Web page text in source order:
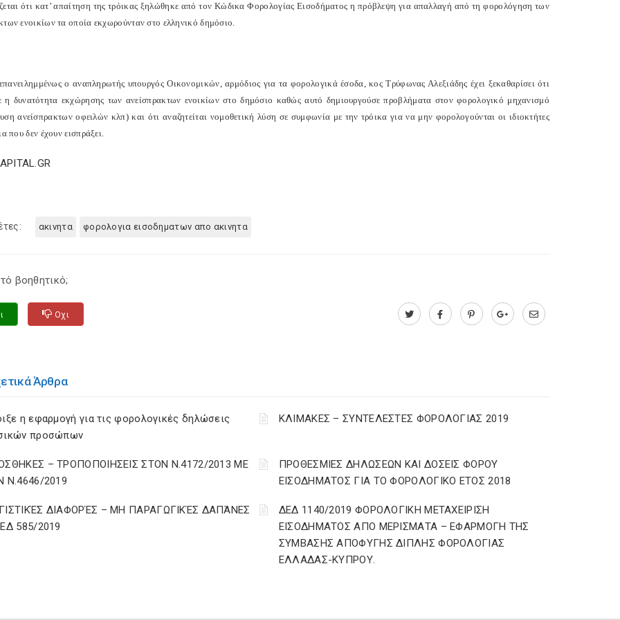
ότι κατ’ απαίτηση της τρόικας ξηλώθηκε από τον Κώδικα Φορολογίας Εισοδήματος η πρόβλεψη για απαλλαγή από τη φορολόγηση των
ενοικίων τα οποία εκχωρούνταν στο ελληνικό δημόσιο.
ο αναπληρωτής υπουργός Οικονομικών, αρμόδιος για τα φορολογικά έσοδα, κος Τρύφωνας Αλεξιάδης έχει ξεκαθαρίσει ότι
η δυνατότητα εκχώρησης των ανείσπρακτων ενοικίων στο δημόσιο καθώς αυτό δημιουργούσε προβλήματα στον φορολογικό μηχανισμό
ανείσπρακτων οφειλών κλπ) και ότι αναζητείται νομοθετική λύση σε συμφωνία με την τρόικα για να μην φορολογούνται οι ιδιοκτήτες
που δεν έχουν εισπράξει.
ακινητα φορολογια εισοδηματων απο ακινητα
βοηθητικό;
Οχι
Άρθρα
η εφαρμογή για τις φορολογικές δηλώσεις
προσώπων
ΚΛΙΜΑΚΕΣ – ΣΥΝΤΕΛΕΣΤΕΣ ΦΟΡΟΛΟΓΙΑΣ 2019
– ΤΡΟΠΟΠΟΙΗΣΕΙΣ ΣΤΟΝ Ν.4172/2013 ΜΕ
Ν.4646/2019
ΠΡΟΘΕΣΜΙΕΣ ΔΗΛΩΣΕΩΝ ΚΑΙ ΔΟΣΕΙΣ ΦΟΡΟΥ
ΕΙΣΟΔΗΜΑΤΟΣ ΓΙΑ ΤΟ ΦΟΡΟΛΟΓΙΚΟ ΕΤΟΣ 2018
ΔΙΑΦΟΡΈΣ – ΜΗ ΠΑΡΑΓΩΓΙΚΈΣ ΔΑΠΆΝΕΣ
585/2019
ΔΕΔ 1140/2019 ΦΟΡΟΛΟΓΙΚΗ ΜΕΤΑΧΕΙΡΙΣΗ
ΕΙΣΟΔΗΜΑΤΟΣ ΑΠΟ ΜΕΡΙΣΜΑΤΑ – ΕΦΑΡΜΟΓΗ ΤΗΣ
ΣΥΜΒΑΣΗΣ ΑΠΟΦΥΓΗΣ ΔΙΠΛΗΣ ΦΟΡΟΛΟΓΙΑΣ
ΕΛΛΑΔΑΣ-ΚΥΠΡΟΥ.